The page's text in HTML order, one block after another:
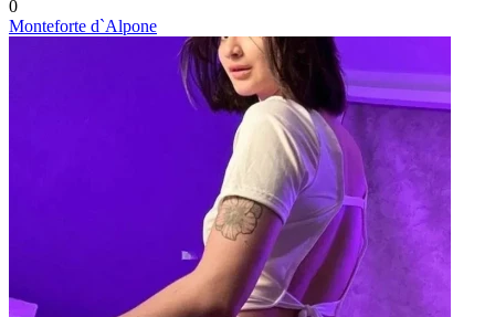
0
Monteforte d`Alpone